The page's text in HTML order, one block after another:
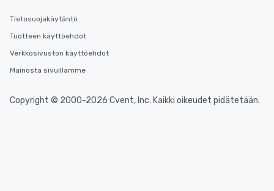
Tietosuojakäytäntö
Tuotteen käyttöehdot
Verkkosivuston käyttöehdot
Mainosta sivuillamme
Copyright © 2000-2026 Cvent, Inc. Kaikki oikeudet pidätetään.